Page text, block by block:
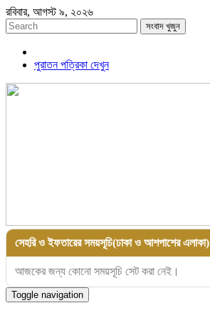
রবিবার, আগস্ট ৯, ২০২৬
সংবাদ খুজুন
পুরাতন পত্রিকা দেখুন
সেহরি ও ইফতারের সময়সূচি(ঢাকা ও আশপাশের এলাকা)
আজকের জন্য কোনো সময়সূচি সেট করা নেই।
Toggle navigation